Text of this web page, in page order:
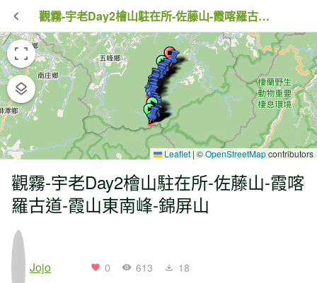
觀霧-宇老Day2檜山駐在所-佐藤山-霞喀羅古道-霞山東南峰-錦屏山
Leaflet | ©OpenStreetMapcontributors
觀霧-宇老Day2檜山駐在所-佐藤山-霞喀
羅古道-霞山東南峰-錦屏山
Jojo 0 613 18